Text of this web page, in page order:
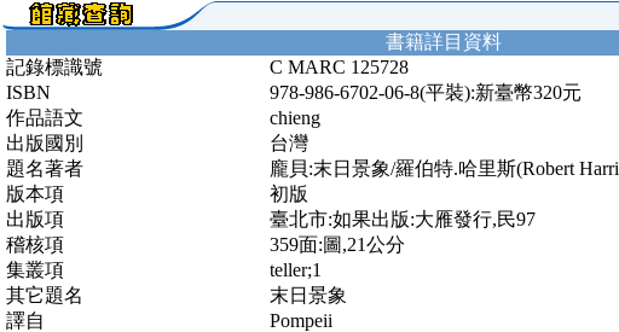
書籍詳目資料
記錄標識號
C MARC 125728
ISBN
978-986-6702-06-8(平裝):新臺幣320元
作品語文
chieng
出版國別
台灣
題名著者
龐貝:末日景象/羅伯特.哈里斯(Robert
版本項
初版
出版項
臺北市:如果出版:大雁發行,民97
稽核項
359面:圖,21公分
集叢項
teller;1
其它題名
末日景象
譯自
Pompeii